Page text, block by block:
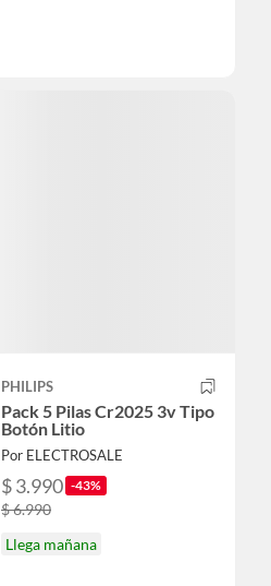
PHILIPS
Pack 5 Pilas Cr2025 3v Tipo
Botón Litio
Por ELECTROSALE
$ 3.990 -43%
$ 6.990
Llega mañana